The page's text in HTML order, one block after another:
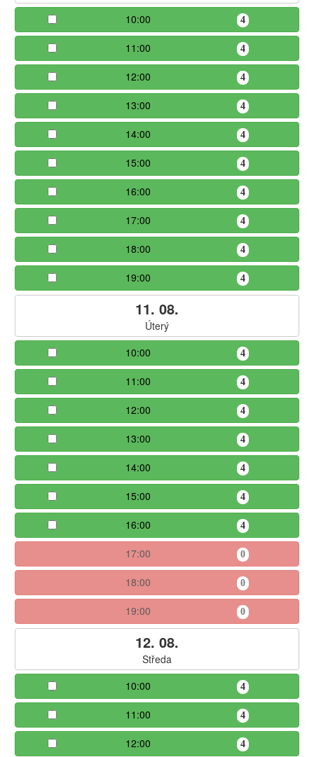
10:00
4
11:00 4
12:00 4
13:00 4
14:00 4
15:00 4
16:00 4
17:00 4
18:00 4
19:00 4
11. 08.
Úterý
10:00
4
11:00 4
12:00 4
13:00 4
14:00 4
15:00 4
16:00 4
17:00 0
18:00 0
19:00 0
12. 08.
Středa
10:00
4
11:00 4
12:00 4